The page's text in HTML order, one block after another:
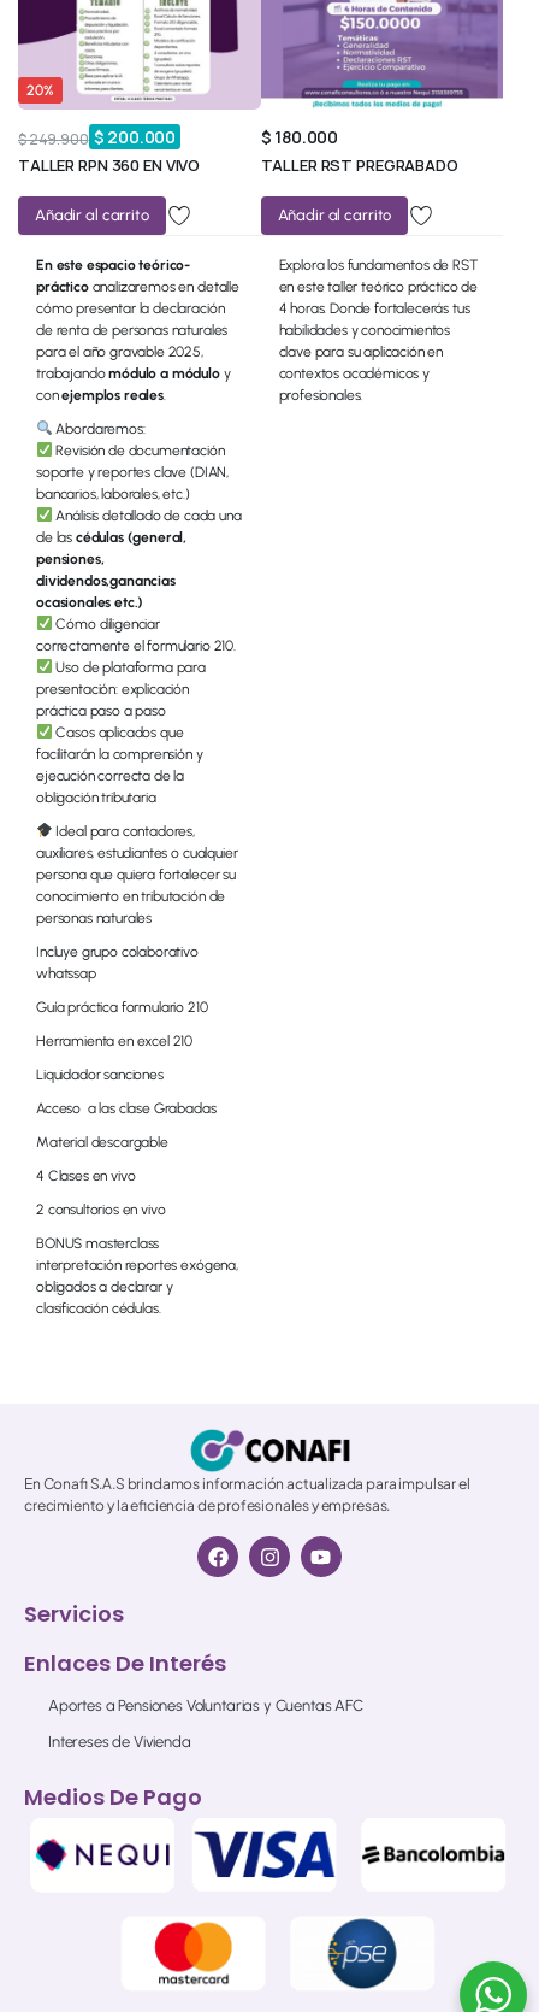
20%
$249.900 $ 200.000
TALLER RPN 360 EN VIVO
Añadir al carrito
En este espacio teórico-
prácticoanalizaremos en detalle
cómo presentar la declaración
de renta de personas naturales
para el año gravable 2025,
trabajandomódulo a móduloy
conejemplos reales.
Abordaremos:
Revisión de documentación
soporte y reportes clave (DIAN,
bancarios, laborales, etc.)
Análisis detallado de cada una
de las cédulas (general,
pensiones,
dividendos,ganancias
ocasionales etc.)
Cómo diligenciar
correctamente el formulario 210.
Uso de plataforma para
presentación: explicación
práctica paso a paso
Casos aplicados que
facilitarán la comprensión y
ejecución correcta de la
obligación tributaria
Ideal para contadores,
auxiliares, estudiantes o cualquier
persona que quiera fortalecer su
conocimiento en tributación de
personas naturales
Incluye grupo colaborativo
whatssap
Guía práctica formulario 210
Herramienta en excel 210
Liquidador sanciones
Acceso a las clase Grabadas
Material descargable
4 Clases en vivo
2 consultorios en vivo
BONUS masterclass
interpretación reportes exógena,
obligados a declarar y
clasificación cédulas.
$ 180.000
TALLER RST PREGRABADO
Añadir al carrito
Explora los fundamentos de RST
en este taller teórico práctico de
4 horas. Donde fortalecerás tus
habilidades y conocimientos
clave para su aplicación en
contextos académicos y
profesionales.
En Conafi S.A.S brindamos información actualizada para impulsar el
crecimiento y la eficiencia de profesionales y empresas.
Servicios
Enlaces De Interés
Aportes a Pensiones Voluntarias y Cuentas AFC
Intereses de Vivienda
Medios De Pago